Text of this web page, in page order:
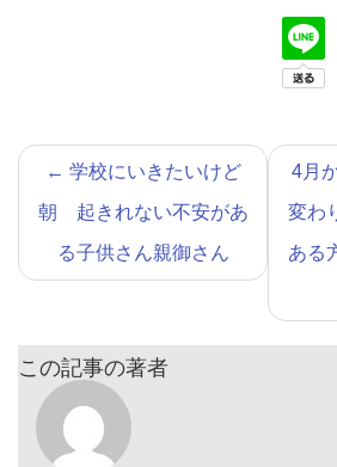
← 学校にいきたいけど
朝 起きれない不安があ
る子供さん親御さん
4月
変わ
ある
この記事の著者